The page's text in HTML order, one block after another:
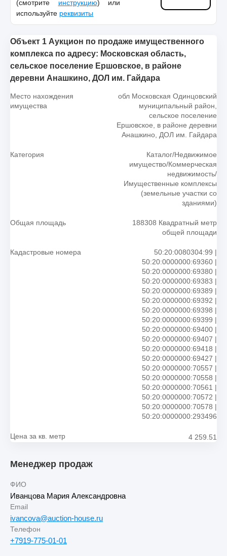
(смотрите инструкцию) или
используйте реквизиты
Объект 1 Аукцион по продаже имущественного
комплекса по адресу: Московская область,
сельское поселение Ершовское, в районе
деревни Анашкино, ДОЛ им. Гайдара
Место нахождения
имущества
обл Московская Одинцовский
муниципальный район,
сельское поселение
Ершовское, в районе деревни
Анашкино, ДОЛ им. Гайдара
Категория
Каталог/Недвижимое
имущество/Коммерческая
недвижимость/
Имущественные комплексы
(земельные участки со
зданиями)
Общая площадь
188308 Квадратный метр
общей площади
Кадастровые номера
50:20:0080304:99 |
50:20:0000000:69360 |
50:20:0000000:69380 |
50:20:0000000:69383 |
50:20:0000000:69389 |
50:20:0000000:69392 |
50:20:0000000:69398 |
50:20:0000000:69399 |
50:20:0000000:69400 |
50:20:0000000:69407 |
50:20:0000000:69418 |
50:20:0000000:69427 |
50:20:0000000:70557 |
50:20:0000000:70558 |
50:20:0000000:70561 |
50:20:0000000:70572 |
50:20:0000000:70578 |
50:20:0000000:293496
Цена за кв. метр 4 259.51
Менеджер продаж
ФИО
Иванцова Мария Александровна
Email
ivancova@auction-house.ru
Телефон
+7919-775-01-01